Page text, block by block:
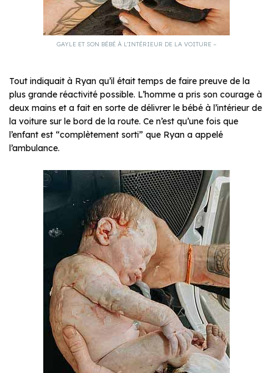
GAYLE ET SON BÉBÉ À L’INTÉRIEUR DE LA VOITURE –
Tout indiquait à Ryan qu’il était temps de faire preuve de la
plus grande réactivité possible. L’homme a pris son courage à
deux mains et a fait en sorte de délivrer le bébé à l’intérieur de
la voiture sur le bord de la route. Ce n’est qu’une fois que
l’enfant est “complètement sorti” que Ryan a appelé
l’ambulance.